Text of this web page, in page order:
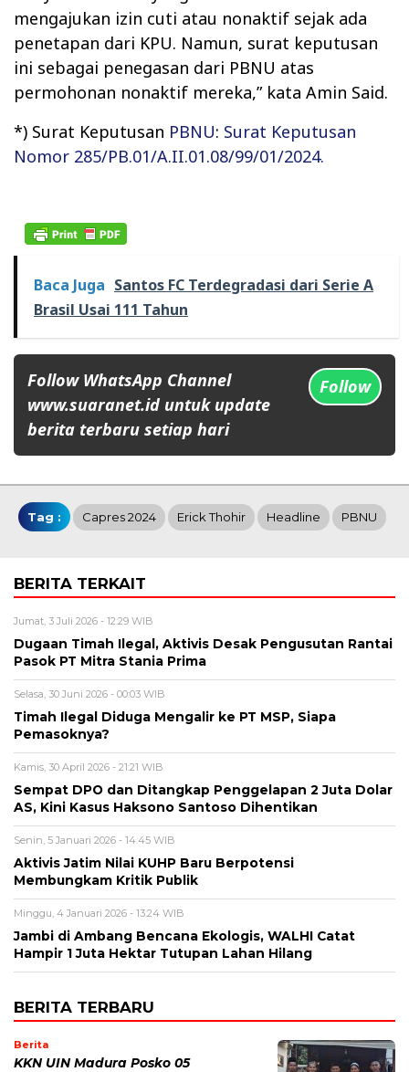
mengajukan izin cuti atau nonaktif sejak ada
penetapan dari KPU. Namun, surat keputusan
ini sebagai penegasan dari PBNU atas
permohonan nonaktif mereka,” kata Amin Said.
*) Surat Keputusan PBNU: Surat Keputusan
Nomor 285/PB.01/A.II.01.08/99/01/2024.
Baca Juga Santos FC Terdegradasi dari Serie A
Brasil Usai 111 Tahun
Follow WhatsApp Channel
www.suaranet.id untuk update
berita terbaru setiap hari
Follow
Tag : Capres 2024 Erick Thohir Headline PBNU
BERITA TERKAIT
Jumat, 3 Juli 2026 - 12:29 WIB
Dugaan Timah Ilegal, Aktivis Desak Pengusutan Rantai
Pasok PT Mitra Stania Prima
Selasa, 30 Juni 2026 - 00:03 WIB
Timah Ilegal Diduga Mengalir ke PT MSP, Siapa
Pemasoknya?
Kamis, 30 April 2026 - 21:21 WIB
Sempat DPO dan Ditangkap Penggelapan 2 Juta Dolar
AS, Kini Kasus Haksono Santoso Dihentikan
Senin, 5 Januari 2026 - 14:45 WIB
Aktivis Jatim Nilai KUHP Baru Berpotensi
Membungkam Kritik Publik
Minggu, 4 Januari 2026 - 13:24 WIB
Jambi di Ambang Bencana Ekologis, WALHI Catat
Hampir 1 Juta Hektar Tutupan Lahan Hilang
BERITA TERBARU
Berita
KKN UIN Madura Posko 05